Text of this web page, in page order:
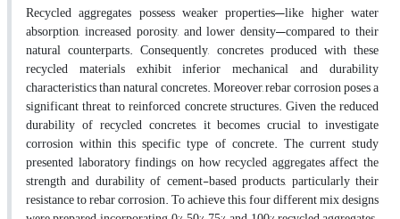
Recycled aggregates possess weaker properties—like higher water
absorption, increased porosity, and lower density—compared to their
natural counterparts. Consequently, concretes produced with these
recycled materials exhibit inferior mechanical and durability
characteristics than natural concretes. Moreover, rebar corrosion poses a
significant threat to reinforced concrete structures. Given the reduced
durability of recycled concretes, it becomes crucial to investigate
corrosion within this specific type of concrete. The current study
presented laboratory findings on how recycled aggregates affect the
strength and durability of cement-based products, particularly their
resistance to rebar corrosion. To achieve this, four different mix designs